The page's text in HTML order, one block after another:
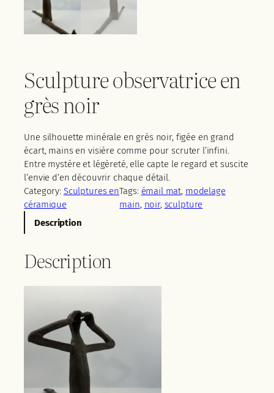
Sculpture observatrice en
grès noir
Une silhouette minérale en grès noir, figée en grand
écart, mains en visière comme pour scruter l’infini.
Entre mystère et légèreté, elle capte le regard et suscite
l’envie d’en découvrir chaque détail.
Category: Sculptures en
céramique
Tags: émail mat, modelage
main, noir, sculpture
Description
Description